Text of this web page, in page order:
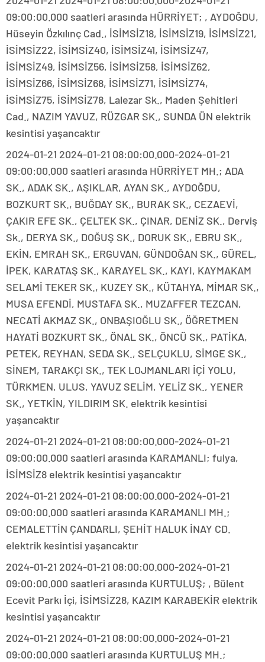
09:00:00.000 saatleri arasında HÜRRİYET; , AYDOĞDU,
Hüseyin Özkılınç Cad., İSİMSİZ18, İSİMSİZ19, İSİMSİZ21,
İSİMSİZ22, İSİMSİZ40, İSİMSİZ41, İSİMSİZ47,
İSİMSİZ49, İSİMSİZ56, İSİMSİZ58, İSİMSİZ62,
İSİMSİZ66, İSİMSİZ68, İSİMSİZ71, İSİMSİZ74,
İSİMSİZ75, İSİMSİZ78, Lalezar Sk., Maden Şehitleri
Cad., NAZIM YAVUZ, RÜZGAR SK., SUNDA ÜN elektrik
kesintisi yaşancaktır
2024-01-21 2024-01-21 08:00:00.000-2024-01-21
09:00:00.000 saatleri arasında HÜRRİYET MH.; ADA
SK., ADAK SK., AŞIKLAR, AYAN SK., AYDOĞDU,
BOZKURT SK., BUĞDAY SK., BURAK SK., CEZAEVİ,
ÇAKIR EFE SK., ÇELTEK SK., ÇINAR, DENİZ SK., Derviş
Sk., DERYA SK., DOĞUŞ SK., DORUK SK., EBRU SK.,
EKİN, EMRAH SK., ERGUVAN, GÜNDOĞAN SK., GÜREL,
İPEK, KARATAŞ SK., KARAYEL SK., KAYI, KAYMAKAM
SELAMİ TEKER SK., KUZEY SK., KÜTAHYA, MİMAR SK.,
MUSA EFENDİ, MUSTAFA SK., MUZAFFER TEZCAN,
NECATİ AKMAZ SK., ONBAŞIOĞLU SK., ÖĞRETMEN
HAYATİ BOZKURT SK., ÖNAL SK., ÖNCÜ SK., PATİKA,
PETEK, REYHAN, SEDA SK., SELÇUKLU, SİMGE SK.,
SİNEM, TARAKÇI SK., TEK LOJMANLARI İÇİ YOLU,
TÜRKMEN, ULUS, YAVUZ SELİM, YELİZ SK., YENER
SK., YETKİN, YILDIRIM SK. elektrik kesintisi
yaşancaktır
2024-01-21 2024-01-21 08:00:00.000-2024-01-21
09:00:00.000 saatleri arasında KARAMANLI; fulya,
İSİMSİZ8 elektrik kesintisi yaşancaktır
2024-01-21 2024-01-21 08:00:00.000-2024-01-21
09:00:00.000 saatleri arasında KARAMANLI MH.;
CEMALETTİN ÇANDARLI, ŞEHİT HALUK İNAY CD.
elektrik kesintisi yaşancaktır
2024-01-21 2024-01-21 08:00:00.000-2024-01-21
09:00:00.000 saatleri arasında KURTULUŞ; , Bülent
Ecevit Parkı İçi, İSİMSİZ28, KAZIM KARABEKİR elektrik
kesintisi yaşancaktır
2024-01-21 2024-01-21 08:00:00.000-2024-01-21
09:00:00.000 saatleri arasında KURTULUŞ MH.;